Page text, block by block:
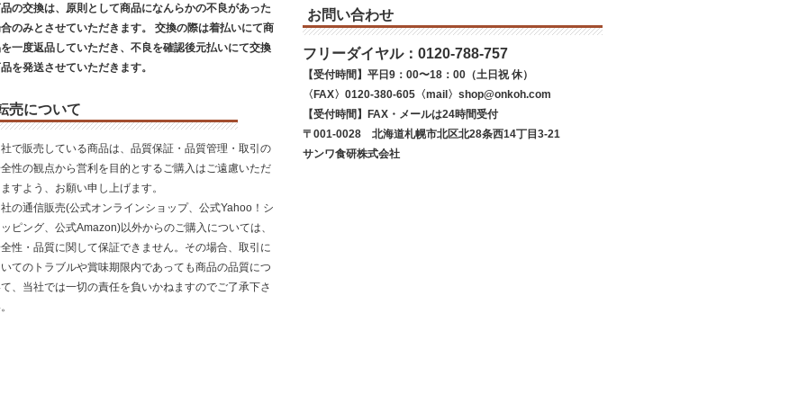
の交換は、原則として商品になんらかの不良があった
のみとさせていただきます。 交換の際は着払いにて商
一度返品していただき、不良を確認後元払いにて交換
を発送させていただきます。
売について
で販売している商品は、品質保証・品質管理・取引の
性の観点から営利を目的とするご購入はご遠慮いただ
すよう、お願い申し上げます。
の通信販売(公式オンラインショップ、公式Yahoo！シ
ピング、公式Amazon)以外からのご購入については、
性・品質に関して保証できません。その場合、取引に
てのトラブルや賞味期限内であっても商品の品質につ
、当社では一切の責任を負いかねますのでご了承下さ
お問い合わせ
フリーダイヤル： 0120-788-757
【受付時間】平日9：00〜18：00（土日祝 休）
〈FAX〉0120-380-605〈mail〉shop@onkoh.com
【受付時間】FAX・メールは24時間受付
〒001-0028 北海道札幌市北区北28条西14丁目3-21
サンワ食研株式会社